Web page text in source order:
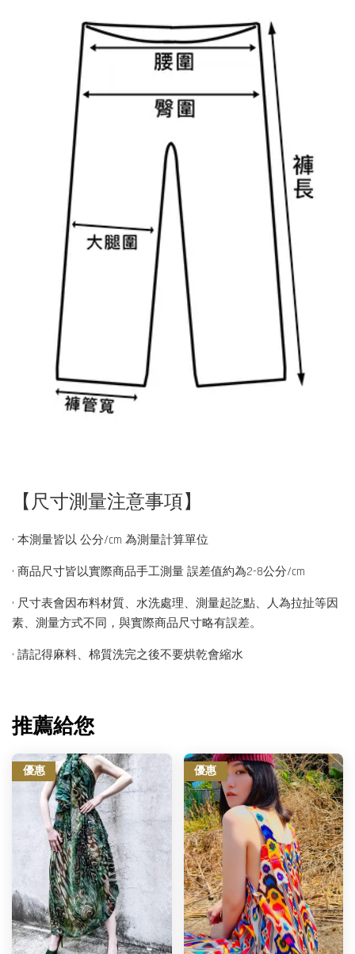
【尺寸測量注意事項】
• 本測量皆以 公分/cm 為測量計算單位
• 商品尺寸皆以實際商品手工測量 誤差值約為2-8公分/cm
• 尺寸表會因布料材質、水洗處理、測量起訖點、人為拉扯等因
素、測量方式不同，與實際商品尺寸略有誤差。
• 請記得麻料、棉質洗完之後不要烘乾會縮水
推薦給您
優惠 優惠